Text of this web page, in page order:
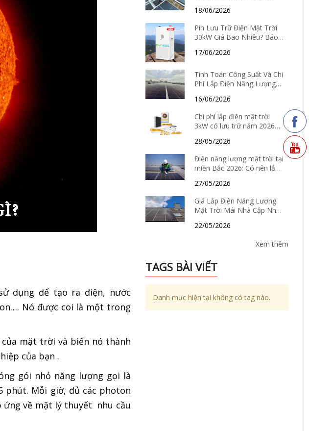
dụng để tạo ra điện, nước
Nó được coi là một trong
mặt trời và biến nó thành
của bạn .
gói nhỏ năng lượng gọi là
phút. Mỗi giờ, đủ các photon
ứng về mặt lý thuyết nhu cầu
Gian Hoàn Vốn Chi Tiết
18/06/2026
Pin Lưu Trữ Điện Mặt Trời
30kW Giá Bao Nhiêu? Báo
Nghiệm Chọn Loại Tốt Nhất
17/06/2026
Tính Toán Công Suất Và Chi
Phí Lắp Điện Năng Lượng
Nhất 2026
16/06/2026
Chi phí lắp điện mặt trời
3kW có lưu trữ năm 2026
không?
28/05/2026
Điện năng lượng mặt trời tại
miền Bắc 2026: Có nên lắp
nhiêu và hiệu quả thực tế ra
sao?
27/05/2026
Giá Lắp Điện Năng Lượng
Mặt Trời Mái Nhà Cập Nhật
Để Đầu Tư?
22/05/2026
Xem thêm
TAGS BÀI VIẾT
Danh mục hiện tại không có tag nào.